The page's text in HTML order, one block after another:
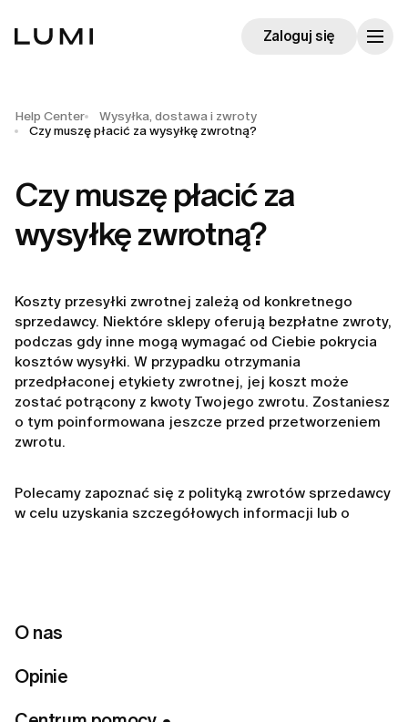
O nas
Opinie
Zaloguj się
Help Center
Wysyłka, dostawa i zwroty
Czy muszę płacić za wysyłkę zwrotną?
Czy muszę płacić za
wysyłkę zwrotną?
Koszty przesyłki zwrotnej zależą od konkretnego
sprzedawcy. Niektóre sklepy oferują bezpłatne zwroty,
podczas gdy inne mogą wymagać od Ciebie pokrycia
kosztów wysyłki. W przypadku otrzymania
przedpłaconej etykiety zwrotnej, jej koszt może
zostać potrącony z kwoty Twojego zwrotu. Zostaniesz
o tym poinformowana jeszcze przed przetworzeniem
zwrotu.
Polecamy zapoznać się z polityką zwrotów sprzedawcy
w celu uzyskania szczegółowych informacji lub o